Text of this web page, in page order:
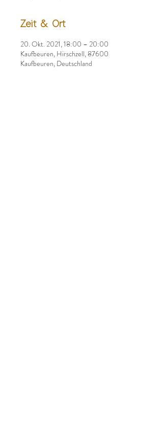
Zeit & Ort
20. Okt. 2021, 18:00 – 20:00
Kaufbeuren, Hirschzell, 87600
Kaufbeuren, Deutschland